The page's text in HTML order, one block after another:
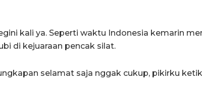
kali ya. Seperti waktu Indonesia kemarin
di kejuaraan pencak silat.
selamat saja nggak cukup, pikirku